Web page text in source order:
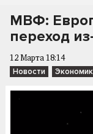
МВФ:
переход
12 Марта 18:14
Новости